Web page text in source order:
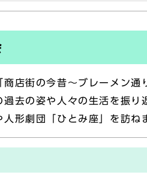
店街の今昔～ブレーメン通
去の姿や人々の生活を振り
形劇団「ひとみ座」を訪ね